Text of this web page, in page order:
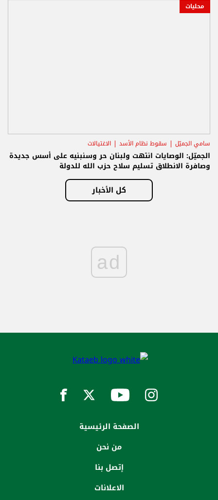
محليات
سامي الجميّل سقوط نظام الأسد الاغتيالات
الجميّل: الوصايات انتهت ولبنان حر وسنبنيه على أسس جديدة
وصافرة الانطلاق تسليم سلاح حزب الله للدولة
كل الأخبار
ad
الصفحة الرئيسية
من نحن
إتصل بنا
الاعلانات